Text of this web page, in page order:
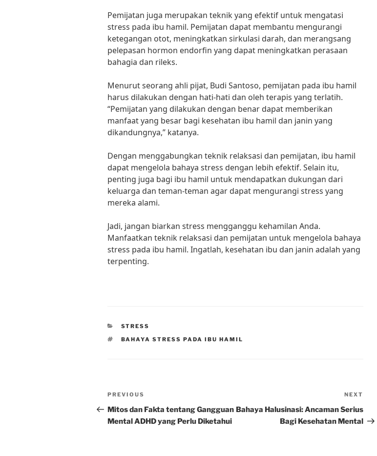
Pemijatan juga merupakan teknik yang efektif untuk mengatasi
stress pada ibu hamil. Pemijatan dapat membantu mengurangi
ketegangan otot, meningkatkan sirkulasi darah, dan merangsang
pelepasan hormon endorfin yang dapat meningkatkan perasaan
bahagia dan rileks.
Menurut seorang ahli pijat, Budi Santoso, pemijatan pada ibu hamil
harus dilakukan dengan hati-hati dan oleh terapis yang terlatih.
“Pemijatan yang dilakukan dengan benar dapat memberikan
manfaat yang besar bagi kesehatan ibu hamil dan janin yang
dikandungnya,” katanya.
Dengan menggabungkan teknik relaksasi dan pemijatan, ibu hamil
dapat mengelola bahaya stress dengan lebih efektif. Selain itu,
penting juga bagi ibu hamil untuk mendapatkan dukungan dari
keluarga dan teman-teman agar dapat mengurangi stress yang
mereka alami.
Jadi, jangan biarkan stress mengganggu kehamilan Anda.
Manfaatkan teknik relaksasi dan pemijatan untuk mengelola bahaya
stress pada ibu hamil. Ingatlah, kesehatan ibu dan janin adalah yang
terpenting.
CATEGORIES
STRESS
TAGS
BAHAYA STRESS PADA IBU HAMIL
Post
navigation
Previous
Post
PREVIOUS
Mitos dan Fakta tentang Gangguan
Mental ADHD yang Perlu Diketahui
Post
NEXT
Bahaya Halusinasi: Ancaman Serius
Bagi Kesehatan Mental